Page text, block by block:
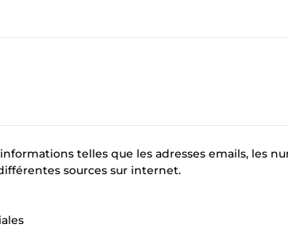
telles que les adresses emails, les
sources sur internet.